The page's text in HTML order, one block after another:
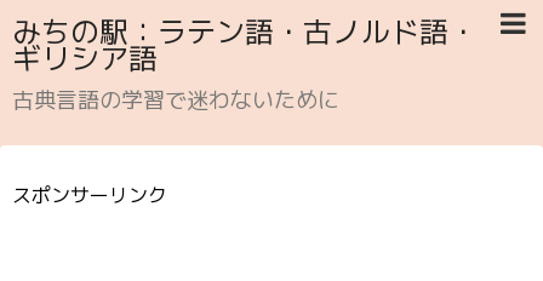
みちの駅：ラテン語・古ノルド語・
ギリシア語
古典言語の学習で迷わないために
スポンサーリンク